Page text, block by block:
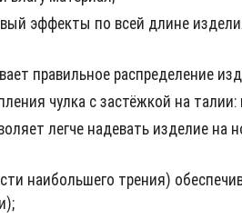
эффекты по всей длине
правильное распределение
чулка с застёжкой на талии:
легче надевать изделие
наибольшего трения)